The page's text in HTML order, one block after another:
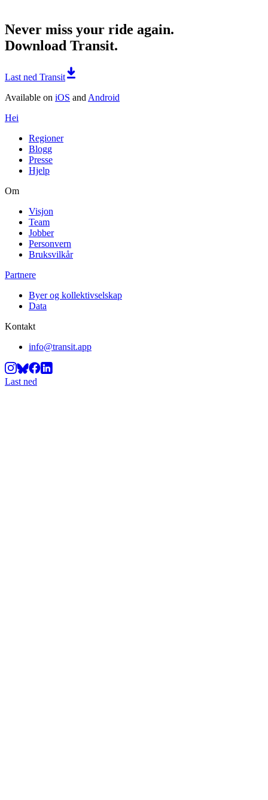
Never miss your ride again.
Download Transit.
Last ned Transit
Available on iOS and Android
Hei
Regioner
Blogg
Presse
Hjelp
Om
Visjon
Team
Jobber
Personvern
Bruksvilkår
Partnere
Byer og kollektivselskap
Data
Kontakt
info@transit.app
Last ned